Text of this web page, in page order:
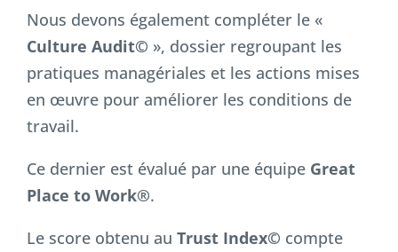
Nous devons également compléter le «
Culture Audit© », dossier regroupant les
pratiques managériales et les actions mises
en œuvre pour améliorer les conditions de
travail.
Ce dernier est évalué par une équipe Great
Place to Work®.
Le score obtenu au Trust Index© compte